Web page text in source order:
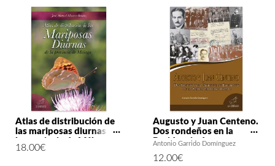
Atlas de distribución de
las mariposas diurnas de
la provincia de Málaga
18.00€
Augusto y Juan Centeno.
Dos rondeños en la
Residencia de
América del Exilio
Antonio Garrido Domínguez
12.00€